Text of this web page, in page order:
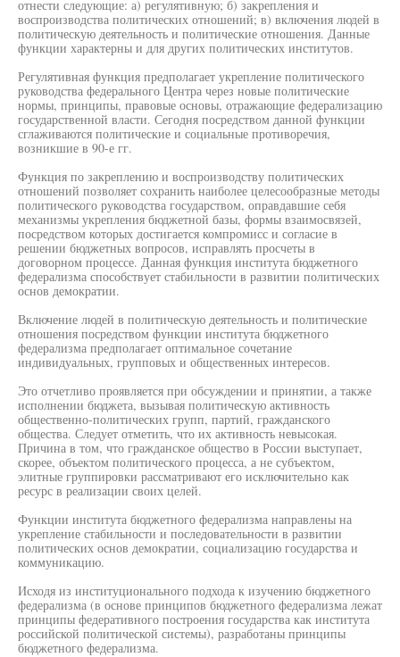
отнести следующие: а) регулятивную; б) закрепления и
воспроизводства политических отношений; в) включения людей в
политическую деятельность и политические отношения. Данные
функции характерны и для других политических институтов.
Регулятивная функция предполагает укрепление политического
руководства федерального Центра через новые политические
нормы, принципы, правовые основы, отражающие федерализацию
государственной власти. Сегодня посредством данной функции
сглаживаются политические и социальные противоречия,
возникшие в 90-е гг.
Функция по закреплению и воспроизводству политических
отношений позволяет сохранить наиболее целесообразные методы
политического руководства государством, оправдавшие себя
механизмы укрепления бюджетной базы, формы взаимосвязей,
посредством которых достигается компромисс и согласие в
решении бюджетных вопросов, исправлять просчеты в
договорном процессе. Данная функция института бюджетного
федерализма способствует стабильности в развитии политических
основ демократии.
Включение людей в политическую деятельность и политические
отношения посредством функции института бюджетного
федерализма предполагает оптимальное сочетание
индивидуальных, групповых и общественных интересов.
Это отчетливо проявляется при обсуждении и принятии, а также
исполнении бюджета, вызывая политическую активность
общественно-политических групп, партий, гражданского
общества. Следует отметить, что их активность невысокая.
Причина в том, что гражданское общество в России выступает,
скорее, объектом политического процесса, а не субъектом,
элитные группировки рассматривают его исключительно как
ресурс в реализации своих целей.
Функции института бюджетного федерализма направлены на
укрепление стабильности и последовательности в развитии
политических основ демократии, социализацию государства и
коммуникацию.
Исходя из институционального подхода к изучению бюджетного
федерализма (в основе принципов бюджетного федерализма лежат
принципы федеративного построения государства как института
российской политической системы), разработаны принципы
бюджетного федерализма.